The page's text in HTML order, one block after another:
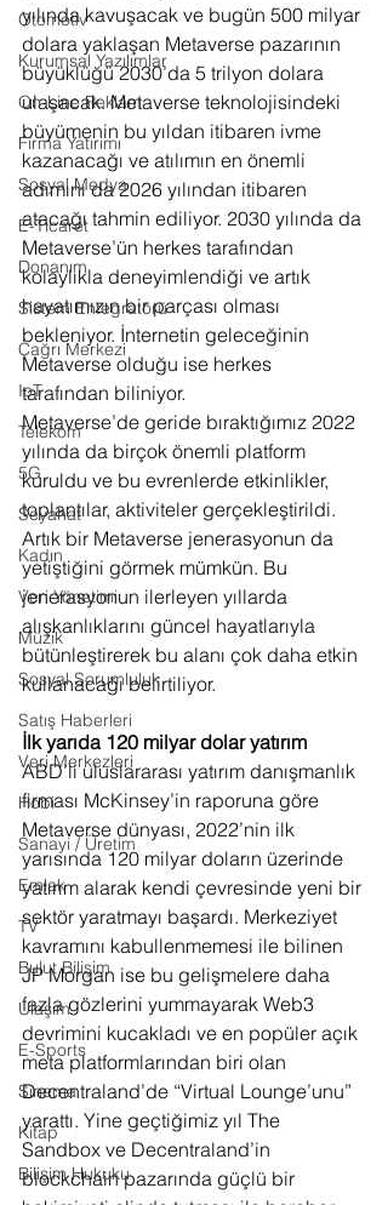
Otomotiv
Kurumsal Yazılımlar
On-Line Reklam
Firma Yatırımı
Sosyal Medya
E-Ticaret
Donanım
Sistem Entegratörü
Çağrı Merkezi
IoT
Telekom
5G
Seyahat
Kadın
Veri Yönetimi
Müzik
Sosyal Sorumluluk
Satış Haberleri
Veri Merkezleri
Hobi
Sanayi / Üretim
Emlak
TV
Bulut Bilişim
Ulaşım
E-Sports
Sinema
Kitap
Bilişim Hukuku
yılında kavuşacak ve bugün 500 milyar
dolara yaklaşan Metaverse pazarının
büyüklüğü 2030’da 5 trilyon dolara
ulaşacak. Metaverse teknolojisindeki
büyümenin bu yıldan itibaren ivme
kazanacağı ve atılımın en önemli
adımını da 2026 yılından itibaren
atacağı tahmin ediliyor. 2030 yılında da
Metaverse’ün herkes tarafından
kolaylıkla deneyimlendiği ve artık
hayatımızın bir parçası olması
bekleniyor. İnternetin geleceğinin
Metaverse olduğu ise herkes
tarafından biliniyor.
Metaverse’de geride bıraktığımız 2022
yılında da birçok önemli platform
kuruldu ve bu evrenlerde etkinlikler,
toplantılar, aktiviteler gerçekleştirildi.
Artık bir Metaverse jenerasyonun da
yetiştiğini görmek mümkün. Bu
jenerasyonun ilerleyen yıllarda
alışkanlıklarını güncel hayatlarıyla
bütünleştirerek bu alanı çok daha etkin
kullanacağı belirtiliyor.
İlk yarıda 120 milyar dolar yatırım
ABD’li uluslararası yatırım danışmanlık
firması McKinsey’in raporuna göre
Metaverse dünyası, 2022’nin ilk
yarısında 120 milyar doların üzerinde
yatırım alarak kendi çevresinde yeni bir
sektör yaratmayı başardı. Merkeziyet
kavramını kabullenmemesi ile bilinen
JP Morgan ise bu gelişmelere daha
fazla gözlerini yummayarak Web3
devrimini kucakladı ve en popüler açık
meta platformlarından biri olan
Decentraland’de “Virtual Lounge’unu”
yarattı. Yine geçtiğimiz yıl The
Sandbox ve Decentraland’in
blockchain pazarında güçlü bir